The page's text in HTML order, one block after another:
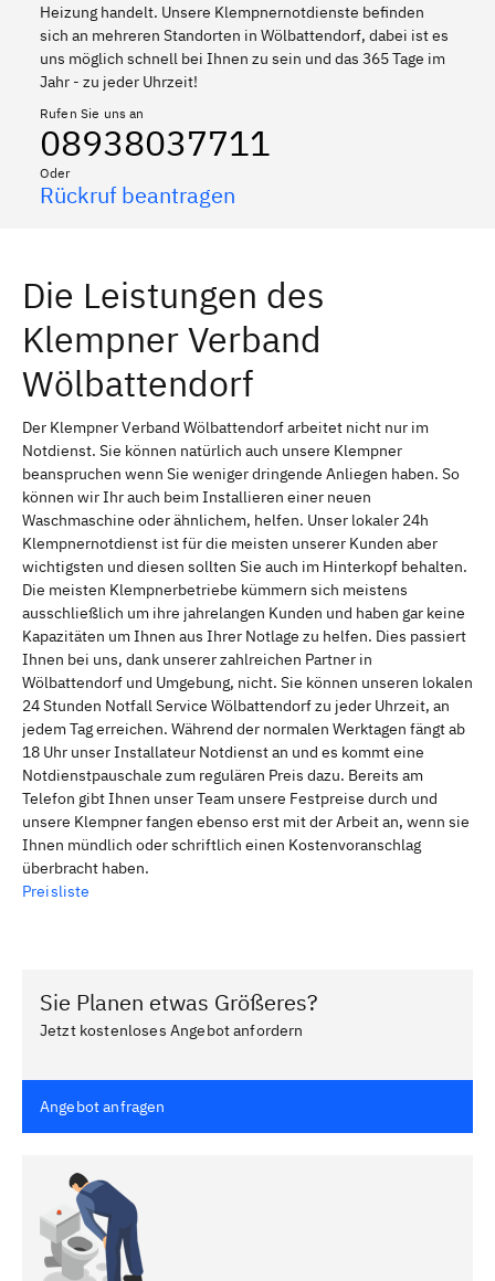
Heizung handelt. Unsere Klempnernotdienste befinden
sich an mehreren Standorten in Wölbattendorf, dabei ist es
uns möglich schnell bei Ihnen zu sein und das 365 Tage im
Jahr - zu jeder Uhrzeit!
Rufen Sie uns an
08938037711
Oder
Rückruf beantragen
Die Leistungen des
Klempner Verband
Wölbattendorf
Der Klempner Verband Wölbattendorf arbeitet nicht nur im
Notdienst. Sie können natürlich auch unsere Klempner
beanspruchen wenn Sie weniger dringende Anliegen haben. So
können wir Ihr auch beim Installieren einer neuen
Waschmaschine oder ähnlichem, helfen. Unser lokaler 24h
Klempnernotdienst ist für die meisten unserer Kunden aber
wichtigsten und diesen sollten Sie auch im Hinterkopf behalten.
Die meisten Klempnerbetriebe kümmern sich meistens
ausschließlich um ihre jahrelangen Kunden und haben gar keine
Kapazitäten um Ihnen aus Ihrer Notlage zu helfen. Dies passiert
Ihnen bei uns, dank unserer zahlreichen Partner in
Wölbattendorf und Umgebung, nicht. Sie können unseren lokalen
24 Stunden Notfall Service Wölbattendorf zu jeder Uhrzeit, an
jedem Tag erreichen. Während der normalen Werktagen fängt ab
18 Uhr unser Installateur Notdienst an und es kommt eine
Notdienstpauschale zum regulären Preis dazu. Bereits am
Telefon gibt Ihnen unser Team unsere Festpreise durch und
unsere Klempner fangen ebenso erst mit der Arbeit an, wenn sie
Ihnen mündlich oder schriftlich einen Kostenvoranschlag
überbracht haben.
Preisliste
Sie Planen etwas Größeres?
Jetzt kostenloses Angebot anfordern
Angebot anfragen